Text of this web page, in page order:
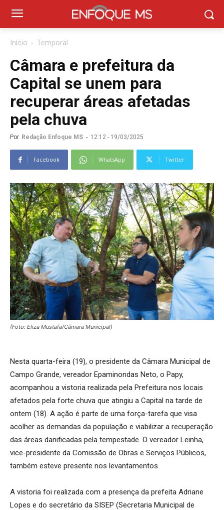
Início Temporal
Câmara e prefeitura da
Capital se unem para
recuperar áreas afetadas
pela chuva
Por Redação Enfoque MS - 12:12 - 19/03/2025
Facebook WhatsApp Twitter
(Foto: Eliza Mustafa/Câmara Municipal)
Nesta quarta-feira (19), o presidente da Câmara Municipal de
Campo Grande, vereador Epaminondas Neto, o Papy,
acompanhou a vistoria realizada pela Prefeitura nos locais
afetados pela forte chuva que atingiu a Capital na tarde de
ontem (18). A ação é parte de uma força-tarefa que visa
acolher as demandas da população e viabilizar a recuperação
das áreas danificadas pela tempestade. O vereador Leinha,
vice-presidente da Comissão de Obras e Serviços Públicos,
também esteve presente nos levantamentos.
A vistoria foi realizada com a presença da prefeita Adriane
Lopes e do secretário da SISEP (Secretaria Municipal de